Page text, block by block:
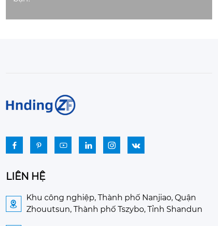
     
LIÊN HỆ

Khu công nghiệp, Thành phố Nanjiao, Quận
Zhouutsun, Thành phố Tszybo, Tỉnh Shandun